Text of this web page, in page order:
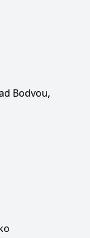
Bodvou,